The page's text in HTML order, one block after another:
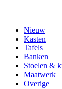
Nieuw
Kasten
Tafels
Banken
Stoelen &
Maatwerk
Overige